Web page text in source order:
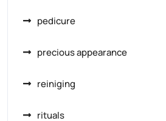
pedicure
precious appearance
reiniging
rituals